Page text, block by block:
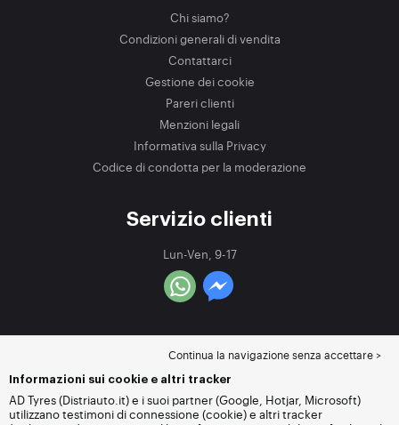
Chi siamo?
Condizioni generali di vendita
Contattarci
Gestione dei cookie
Pareri clienti
Menzioni legali
Informativa sulla Privacy
Codice di condotta per la moderazione
Servizio clienti
Lun-Ven, 9-17
Continua la navigazione senza accettare >
Informazioni sui cookie e altri tracker
AD Tyres (Distriauto.it) e i suoi partner (Google, Hotjar, Microsoft)
utilizzano testimoni di connessione (cookie) e altri tracker